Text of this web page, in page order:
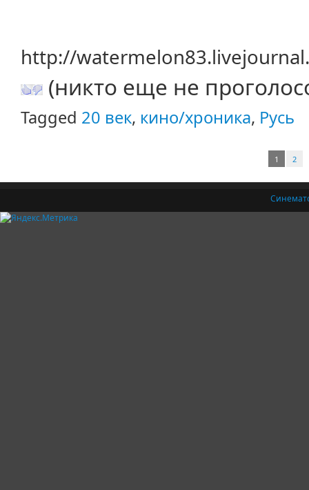
http://
(никто еще не
Tagged 20 век, кино/хроника, Русь
1 2